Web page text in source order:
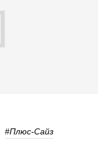
#плюс-Сайз